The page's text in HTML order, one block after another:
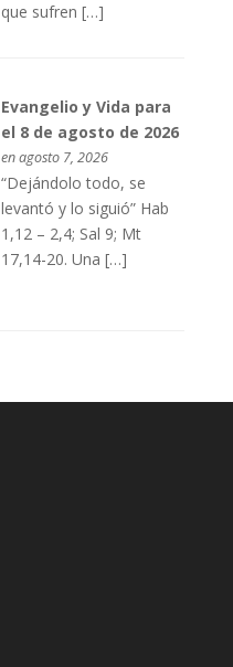
que sufren […]
Evangelio y Vida para
el 8 de agosto de 2026
en agosto 7, 2026
“Dejándolo todo, se
levantó y lo siguió” Hab
1,12 – 2,4; Sal 9; Mt
17,14-20. Una […]